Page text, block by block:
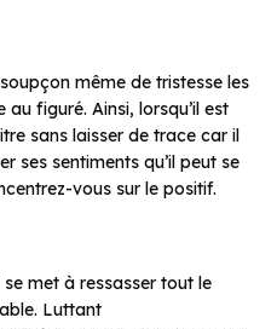
même de tristesse les
figuré. Ainsi, lorsqu’il est
sans laisser de trace car il
ses sentiments qu’il peut se
vous sur le positif.
se met à ressasser tout le
Luttant